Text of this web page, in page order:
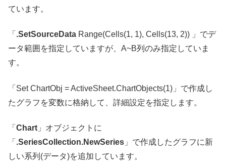
ています。
「 .SetSourceData Range(Cells(1, 1), Cells(13, 2)) 」でデ
ータ範囲を指定していますが、A~B列のみ指定していま
す。
「Set ChartObj = ActiveSheet.ChartObjects(1)」で作成し
たグラフを変数に格納して、詳細設定を指定します。
「 Chart 」オブジェクトに
「 .SeriesCollection.NewSeries 」で作成したグラフに新
しい系列(データ)を追加しています。